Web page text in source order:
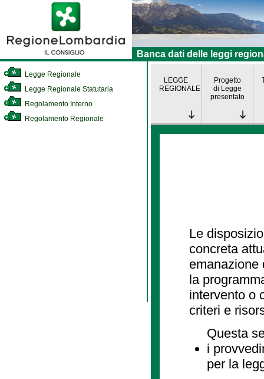
Banca dati delle leggi
Legge Regionale
Legge Regionale Statutaria
Regolamento Interno
Regolamento Regionale
LEGGE
REGIONALE
Progetto
di Legge
presentato
Le
concreta
emanazione
la
intervento o
criteri e
Questa
i
per la